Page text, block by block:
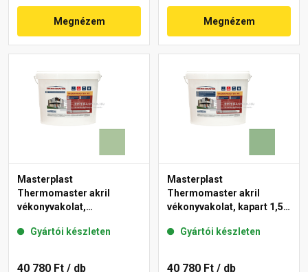
Megnézem Megnézem
Masterplast
Thermomaster akril
vékonyvakolat,
41-C 25 kg
Gyártói készleten
40 780 Ft / db
Masterplast
Thermomaster akril
vékonyvakolat, kapart 1,5
Gyártói készleten
40 780 Ft / db